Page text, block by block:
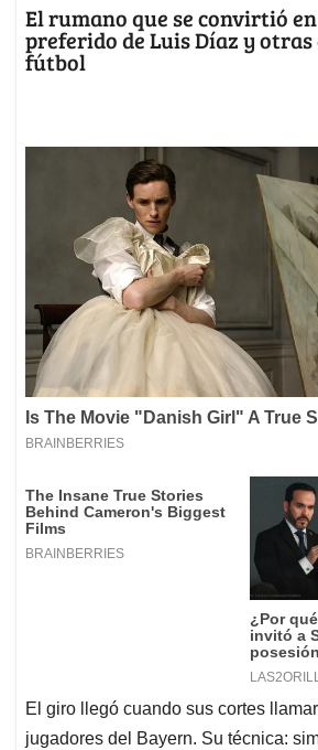
El rumano que se convirtió
preferido de Luis Díaz y
fútbol
El giro llegó cuando sus cortes
jugadores del Bayern. Su técnica: